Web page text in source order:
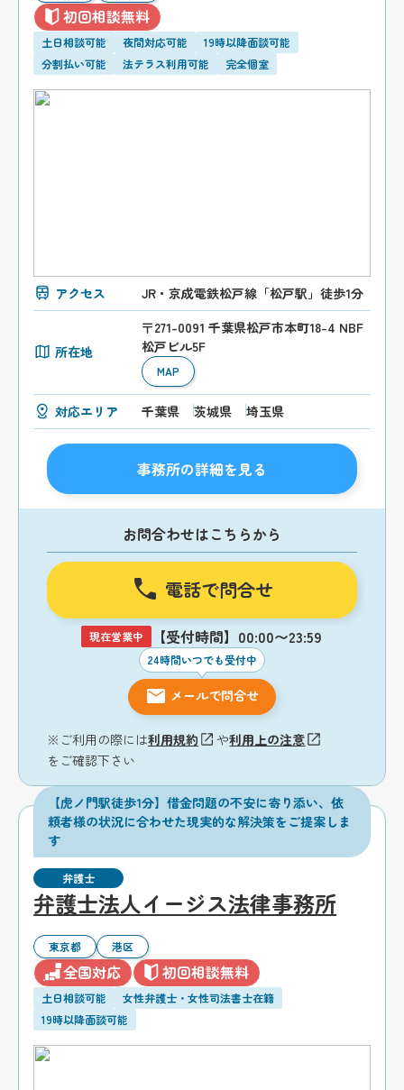
初回相談無料
土日相談可能 夜間対応可能
19時以降面談可能
分割払い可能
法テラス利用可能 完全個室
アクセス JR・京成電鉄松戸線「松戸駅」徒歩1分
所在地
〒271-0091 千葉県松戸市本町18-4 NBF
松戸ビル5F
MAP
対応エリア 千葉県 茨城県 埼玉県
事務所の詳細を見る
お問合わせはこちらから
電話で問合せ
現在営業中 【受付時間】00:00〜23:59
24時間いつでも受付中
メールで問合せ
※ご利用の際には利用規約 や利用上の注意
をご確認下さい
【虎ノ門駅徒歩1分】借金問題の不安に寄り添い、依
頼者様の状況に合わせた現実的な解決策をご提案しま
す
弁護士
弁護士法人イージス法律事務所
東京都 港区
全国対応 初回相談無料
土日相談可能
女性弁護士・女性司法書士在籍
19時以降面談可能